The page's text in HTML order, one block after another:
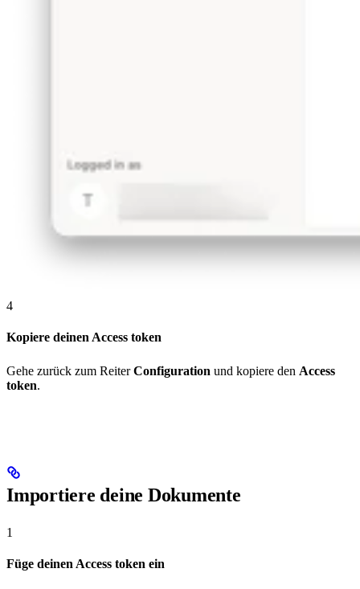
4
Kopiere deinen Access token
Gehe zurück zum ReiterConfiguration und kopiere den Access
token.
Importiere deine Dokumente
1
Füge deinen Access token ein